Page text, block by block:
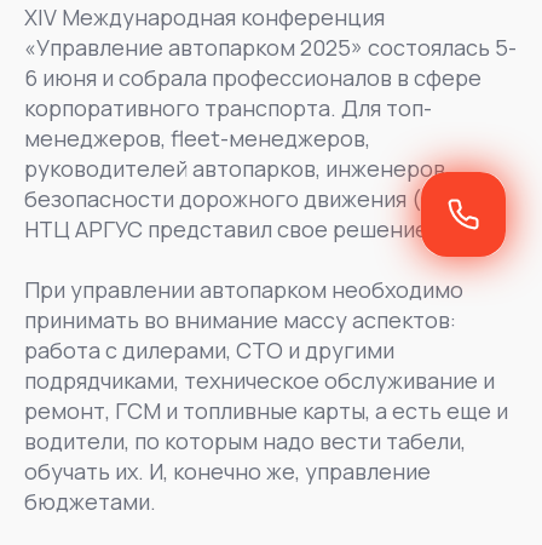
XIV Международная конференция
«Управление автопарком 2025» состоялась 5-
6 июня и собрала профессионалов в сфере
корпоративного транспорта. Для топ-
менеджеров, fleet-менеджеров,
руководителей автопарков, инженеров
безопасности дорожного движения (БДД)
НТЦ АРГУС представил свое решение AMS.
При управлении автопарком необходимо
принимать во внимание массу аспектов:
работа с дилерами, СТО и другими
подрядчиками, техническое обслуживание и
ремонт, ГСМ и топливные карты, а есть еще и
водители, по которым надо вести табели,
обучать их. И, конечно же, управление
бюджетами.